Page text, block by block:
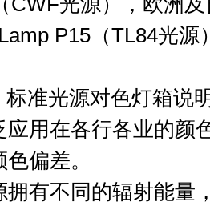
P15（TL84光源
标准光源对色灯箱说
应用在各行各业的颜
偏差。
拥有不同的辐射能量